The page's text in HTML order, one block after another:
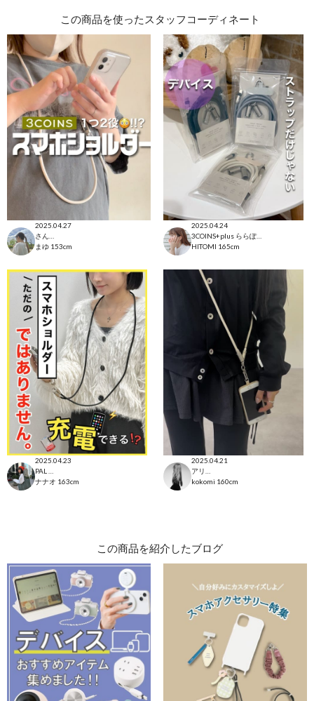
この商品を使ったスタッフコーディネート
2025.04.27
まゆ 153cm
2025.04.24
3COINS+plus ららぽーと和泉店
HITOMI 165cm
2025.04.23
ナナオ 163cm
2025.04.21
kokomi 160cm
この商品を紹介したブログ